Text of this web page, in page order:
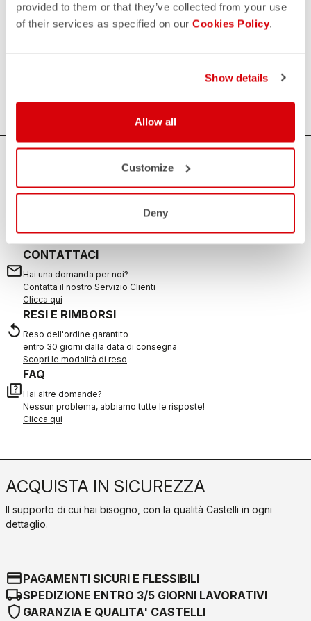
provided to them or that they’ve collected from your use
of their services as specified on our Cookies Policy.
Show details
Allow all
Customize
Deny
può sempre essere utile. Borracce, asciugamani, polsini e
HAI BISOGNO DI AIUTO?
Per ogni tuo dubbio o necessità di supporto non ti
email
CONTATTACI
Hai una domanda per noi?
Contatta il nostro Servizio Clienti
Clicca qui
replay
RESI E RIMBORSI
Reso dell'ordine garantito
entro 30 giorni dalla data di consegna
Scopri le modalità di reso
quiz
FAQ
Hai altre domande?
Nessun problema, abbiamo tutte le risposte!
Clicca qui
ACQUISTA IN SICUREZZA
Il supporto di cui hai bisogno, con la qualità Castelli in ogni
dettaglio.
credit_cardPAGAMENTI SICURI E FLESSIBILI
local_shippingSPEDIZIONE ENTRO 3/5 GIORNI LAVORATIVI
shield GARANZIA E QUALITA' CASTELLI